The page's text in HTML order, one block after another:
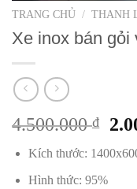
TRANG CHỦ / THANH
Xe inox bán gỏi
4.500.000₫
là:
Kích thước:
Hình thức: 95%